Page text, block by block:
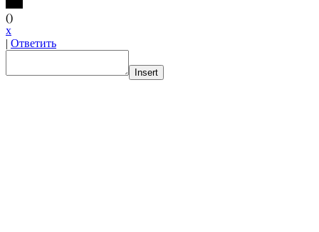
()
x
| Ответить
Insert